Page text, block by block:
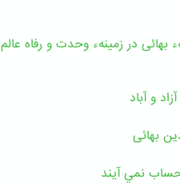
بهائی در زمینهء وحدت و رفاه عالم
و آباد
بهائی
حساب نمي آيند